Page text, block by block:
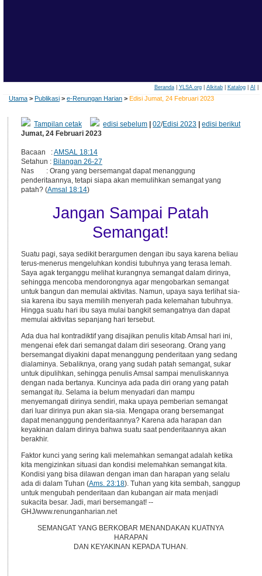
Beranda| YLSA.org| Alkitab| Katalog| AI
Utama > Publikasi > e-Renungan Harian > Edisi Jumat, 24 Februari 2023
Tampilan cetak edisi sebelum |02/Edisi 2023 |edisi berikut
Jumat, 24 Februari 2023
Bacaan :AMSAL 18:14
Setahun : Bilangan 26-27
Nas : Orang yang bersemangat dapat menanggung
penderitaannya, tetapi siapa akan memulihkan semangat yang
patah? (Amsal 18:14)
Jangan Sampai Patah
Semangat!
Suatu pagi, saya sedikit berargumen dengan ibu saya karena beliau
terus-menerus mengeluhkan kondisi tubuhnya yang terasa lemah.
Saya agak terganggu melihat kurangnya semangat dalam dirinya,
sehingga mencoba mendorongnya agar mengobarkan semangat
untuk bangun dan memulai aktivitas. Namun, upaya saya terlihat sia-
sia karena ibu saya memilih menyerah pada kelemahan tubuhnya.
Hingga suatu hari ibu saya mulai bangkit semangatnya dan dapat
memulai aktivitas sepanjang hari tersebut.
Ada dua hal kontradiktif yang disajikan penulis kitab Amsal hari ini,
mengenai efek dari semangat dalam diri seseorang. Orang yang
bersemangat diyakini dapat menanggung penderitaan yang sedang
dialaminya. Sebaliknya, orang yang sudah patah semangat, sukar
untuk dipulihkan, sehingga penulis Amsal sampai menuliskannya
dengan nada bertanya. Kuncinya ada pada diri orang yang patah
semangat itu. Selama ia belum menyadari dan mampu
menyemangati dirinya sendiri, maka upaya pemberian semangat
dari luar dirinya pun akan sia-sia. Mengapa orang bersemangat
dapat menanggung penderitaannya? Karena ada harapan dan
keyakinan dalam dirinya bahwa suatu saat penderitaannya akan
berakhir.
Faktor kunci yang sering kali melemahkan semangat adalah ketika
kita mengizinkan situasi dan kondisi melemahkan semangat kita.
Kondisi yang bisa dilawan dengan iman dan harapan yang selalu
ada di dalam Tuhan (Ams. 23:18). Tuhan yang kita sembah, sanggup
untuk mengubah penderitaan dan kubangan air mata menjadi
sukacita besar. Jadi, mari bersemangat! --
GHJ/www.renunganharian.net
SEMANGAT YANG BERKOBAR MENANDAKAN KUATNYA
HARAPAN
DAN KEYAKINAN KEPADA TUHAN.